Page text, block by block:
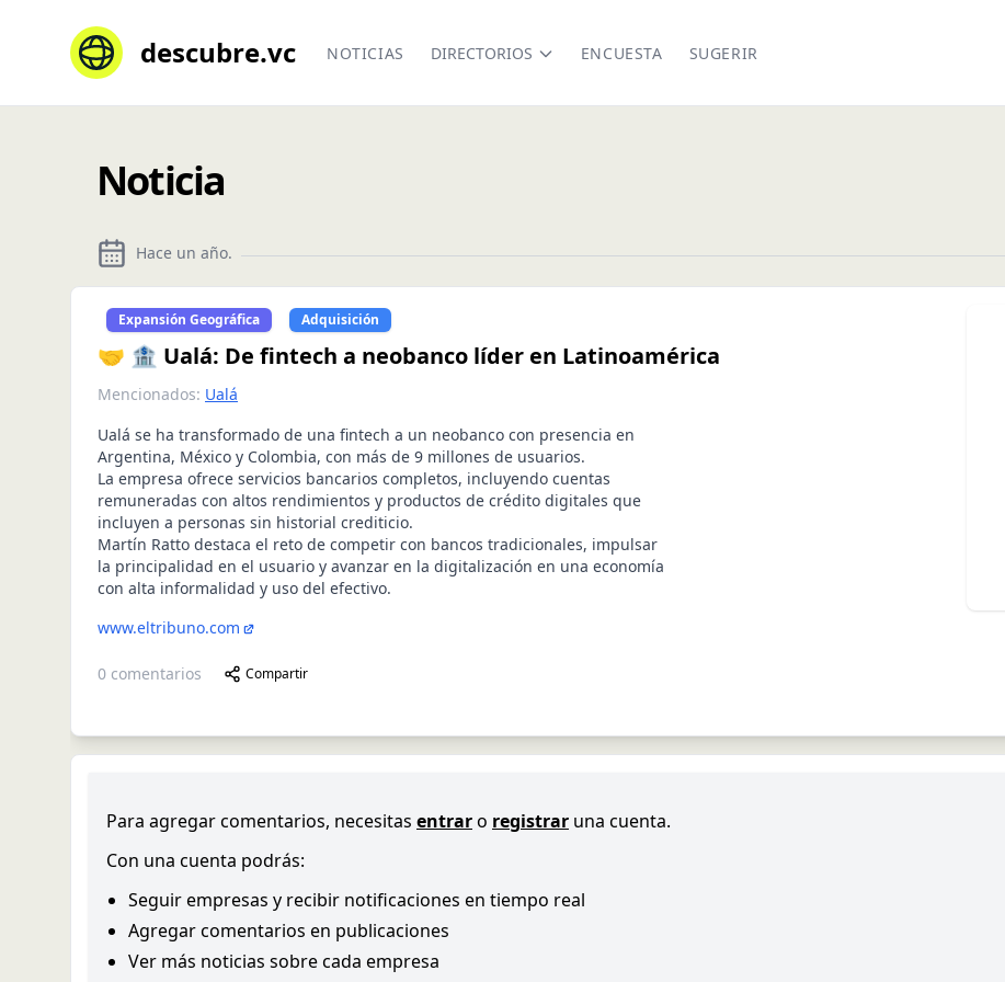
descubre.vc NOTICIAS DIRECTORIOS ENCUESTA SUGERIR
Noticia
Hace un año.
Expansión Geográfica Adquisición
🤝 🏦 Ualá: De fintech a neobanco líder en Latinoamérica
Mencionados: Ualá
Ualá se ha transformado de una fintech a un neobanco con presencia en
Argentina, México y Colombia, con más de 9 millones de usuarios.
La empresa ofrece servicios bancarios completos, incluyendo cuentas
remuneradas con altos rendimientos y productos de crédito digitales que
incluyen a personas sin historial crediticio.
Martín Ratto destaca el reto de competir con bancos tradicionales, impulsar
la principalidad en el usuario y avanzar en la digitalización en una economía
con alta informalidad y uso del efectivo.
www.eltribuno.com
0 comentarios Compartir
Para agregar comentarios, necesitas entraro registrar una cuenta.
Con una cuenta podrás:
Seguir empresas y recibir notificaciones en tiempo real
Agregar comentarios en publicaciones
Ver más noticias sobre cada empresa